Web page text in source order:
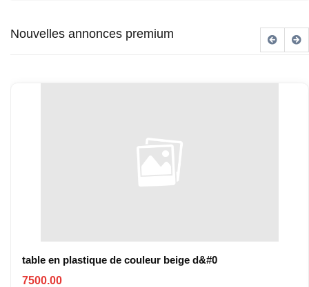
Nouvelles annonces premium
table en plastique de couleur beige d&#0
7500.00